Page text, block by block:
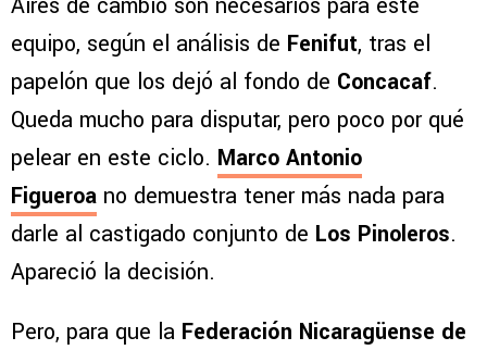
Aires de cambio son necesarios para este
equipo, según el análisis de Fenifut, tras el
papelón que los dejó al fondo de Concacaf.
Queda mucho para disputar, pero poco por qué
pelear en este ciclo. Marco Antonio
Figueroa no demuestra tener más nada para
darle al castigado conjunto de Los Pinoleros.
Apareció la decisión.
Pero, para que la Federación Nicaragüense de